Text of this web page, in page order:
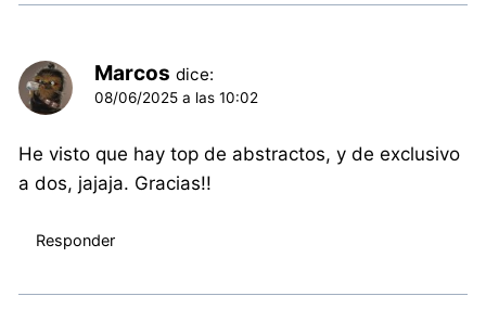
Marcos dice:
08/06/2025 a las 10:02
He visto que hay top de abstractos, y de exclusivo
a dos, jajaja. Gracias!!
Responder